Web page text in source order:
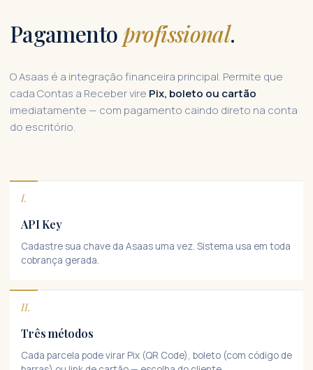
Pagamentoprofissional.
O Asaas é a integração financeira principal. Permite que
cada Contas a Receber vire Pix, boleto ou cartão
imediatamente — com pagamento caindo direto na conta
do escritório.
I.
API Key
Cadastre sua chave da Asaas uma vez. Sistema usa em toda
cobrança gerada.
II.
Três métodos
Cada parcela pode virar Pix (QR Code), boleto (com código de